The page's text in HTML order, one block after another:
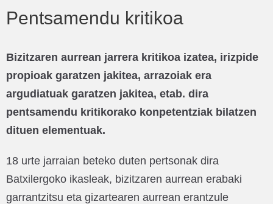
Pentsamendu kritikoa
Bizitzaren aurrean jarrera kritikoa izatea, irizpide
propioak garatzen jakitea, arrazoiak era
argudiatuak garatzen jakitea, etab. dira
pentsamendu kritikorako konpetentziak bilatzen
dituen elementuak.
18 urte jarraian beteko duten pertsonak dira
Batxilergoko ikasleak, bizitzaren aurrean erabaki
garrantzitsu eta gizartearen aurrean erantzule